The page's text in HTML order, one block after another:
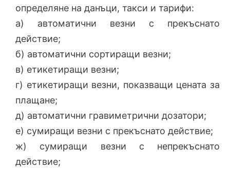
определяне на данъци, такси и тарифи:
а) автоматични везни с прекъснато
действие;
б) автоматични сортиращи везни;
в) етикетиращи везни;
г) етикетиращи везни, показващи цената за
плащане;
д) автоматични гравиметрични дозатори;
е) сумиращи везни с прекъснато действие;
ж) сумиращи везни с непрекъснато
действие;